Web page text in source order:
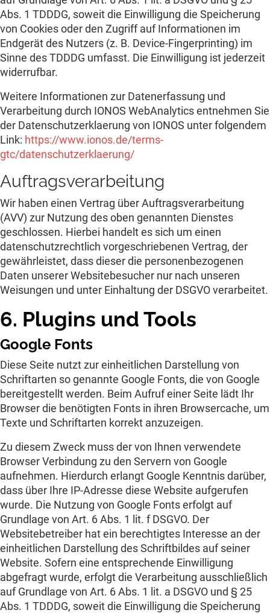
Abs. 1 TDDDG, soweit die Einwilligung die Speicherung
von Cookies oder den Zugriff auf Informationen im
Endgerät des Nutzers (z. B. Device-Fingerprinting) im
Sinne des TDDDG umfasst. Die Einwilligung ist jederzeit
widerrufbar.
Weitere Informationen zur Datenerfassung und
Verarbeitung durch IONOS WebAnalytics entnehmen Sie
der Datenschutzerklaerung von IONOS unter folgendem
Link: https://www.ionos.de/terms-
gtc/datenschutzerklaerung/
Auftragsverarbeitung
Wir haben einen Vertrag über Auftragsverarbeitung
(AVV) zur Nutzung des oben genannten Dienstes
geschlossen. Hierbei handelt es sich um einen
datenschutzrechtlich vorgeschriebenen Vertrag, der
gewährleistet, dass dieser die personenbezogenen
Daten unserer Websitebesucher nur nach unseren
Weisungen und unter Einhaltung der DSGVO verarbeitet.
6. Plugins und Tools
Google Fonts
Diese Seite nutzt zur einheitlichen Darstellung von
Schriftarten so genannte Google Fonts, die von Google
bereitgestellt werden. Beim Aufruf einer Seite lädt Ihr
Browser die benötigten Fonts in ihren Browsercache, um
Texte und Schriftarten korrekt anzuzeigen.
Zu diesem Zweck muss der von Ihnen verwendete
Browser Verbindung zu den Servern von Google
aufnehmen. Hierdurch erlangt Google Kenntnis darüber,
dass über Ihre IP-Adresse diese Website aufgerufen
wurde. Die Nutzung von Google Fonts erfolgt auf
Grundlage von Art. 6 Abs. 1 lit. f DSGVO. Der
Websitebetreiber hat ein berechtigtes Interesse an der
einheitlichen Darstellung des Schriftbildes auf seiner
Website. Sofern eine entsprechende Einwilligung
abgefragt wurde, erfolgt die Verarbeitung ausschließlich
auf Grundlage von Art. 6 Abs. 1 lit. a DSGVO und § 25
Abs. 1 TDDDG, soweit die Einwilligung die Speicherung